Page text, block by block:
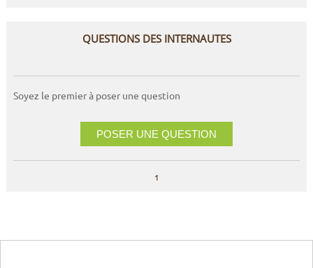
QUESTIONS DES INTERNAUTES
Soyez le premier à poser une question
POSER UNE QUESTION
1